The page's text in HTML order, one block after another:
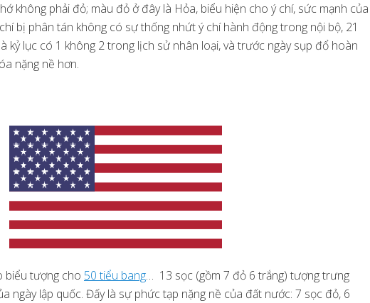
không phải đỏ; màu đỏ ở đây là Hỏa, biểu hiện cho ý chí, sức mạnh của
bị phân tán không có sự thống nhứt ý chí hành động trong nội bộ, 21
kỷ lục có 1 không 2 trong lịch sử nhân loại, và trước ngày sụp đổ hoàn
nặng nề hơn.
biểu tượng cho 50 tiểu bang… 13 sọc (gồm 7 đỏ 6 trắng) tượng trưng
ngày lập quốc. Đấy là sự phức tạp nặng nề của đất nước: 7 sọc đỏ, 6